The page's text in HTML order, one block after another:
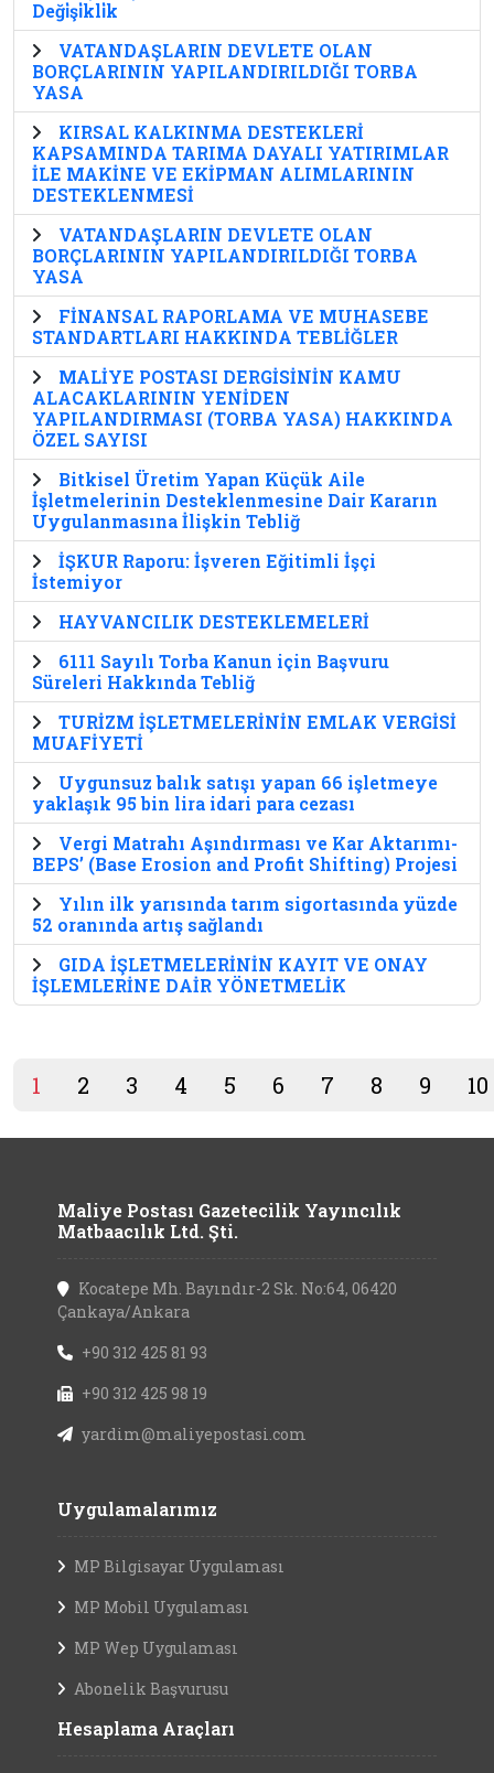
Deği̇şi̇kli̇k
VATANDAŞLARIN DEVLETE OLAN
BORÇLARININ YAPILANDIRILDIĞI TORBA
YASA
KIRSAL KALKINMA DESTEKLERİ
KAPSAMINDA TARIMA DAYALI YATIRIMLAR
İLE MAKİNE VE EKİPMAN ALIMLARININ
DESTEKLENMESİ
VATANDAŞLARIN DEVLETE OLAN
BORÇLARININ YAPILANDIRILDIĞI TORBA
YASA
FİNANSAL RAPORLAMA VE MUHASEBE
STANDARTLARI HAKKINDA TEBLİĞLER
MALİYE POSTASI DERGİSİNİN KAMU
ALACAKLARININ YENİDEN
YAPILANDIRMASI (TORBA YASA) HAKKINDA
ÖZEL SAYISI
Bitkisel Üretim Yapan Küçük Aile
İşletmelerinin Desteklenmesine Dair Kararın
Uygulanmasına İlişkin Tebliğ
İŞKUR Raporu: İşveren Eğitimli İşçi
İstemiyor
HAYVANCILIK DESTEKLEMELERİ
6111 Sayılı Torba Kanun için Başvuru
Süreleri Hakkında Tebliğ
TURİZM İŞLETMELERİNİN EMLAK VERGİSİ
MUAFİYETİ
Uygunsuz balık satışı yapan 66 işletmeye
yaklaşık 95 bin lira idari para cezası
Vergi Matrahı Aşındırması ve Kar Aktarımı-
BEPS’ (Base Erosion and Profit Shifting) Projesi
Yılın ilk yarısında tarım sigortasında yüzde
52 oranında artış sağlandı
GIDA İŞLETMELERİNİN KAYIT VE ONAY
İŞLEMLERİNE DAİR YÖNETMELİK
1 2 3 4 5 6 7 8 9 10
Maliye Postası Gazetecilik Yayıncılık
Matbaacılık Ltd. Şti.
Kocatepe Mh. Bayındır-2 Sk. No:64, 06420
Çankaya/Ankara
+90 312 425 81 93
+90 312 425 98 19
yardim@maliyepostasi.com
Uygulamalarımız
MP Bilgisayar Uygulaması
MP Mobil Uygulaması
MP Wep Uygulaması
Abonelik Başvurusu
Hesaplama Araçları